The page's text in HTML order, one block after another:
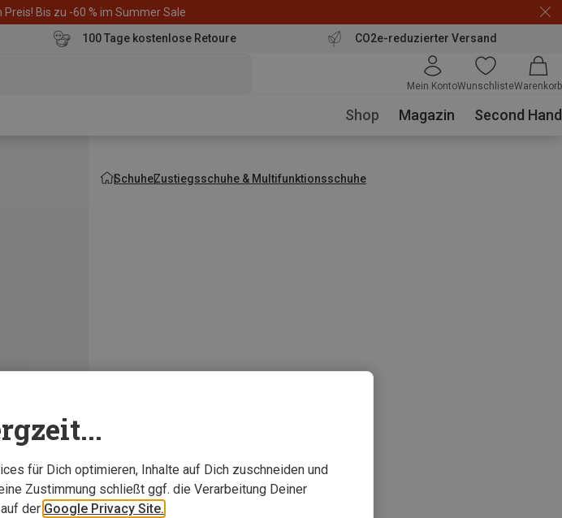
Bis zu -60 % im Summer Sale
100 Tage kostenlose Retoure CO2e-reduzierter Versand
Mein KontoWunschlisteWarenkorb
Shop Magazin Second Hand
SchuheZustiegsschuhe & Multifunktionsschuhe
für Dich optimieren, Inhalte auf Dich zuschneiden und
Zustimmung schließt ggf. die Verarbeitung Deiner
der Google Privacy Site.